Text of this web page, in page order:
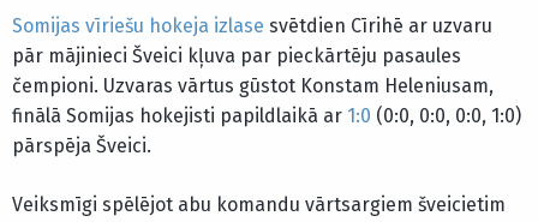
Somijas vīriešu hokeja izlase svētdien Cīrihē ar uzvaru
pār mājinieci Šveici kļuva par pieckārtēju pasaules
čempioni. Uzvaras vārtus gūstot Konstam Heleniusam,
finālā Somijas hokejisti papildlaikā ar 1:0 (0:0, 0:0, 0:0, 1:0)
pārspēja Šveici.
Veiksmīgi spēlējot abu komandu vārtsargiem šveicietim